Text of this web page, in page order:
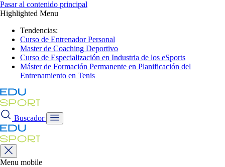
Pasar al contenido principal
Highlighted Menu
Tendencias:
Curso de Entrenador Personal
Master de Coaching Deportivo
Curso de Especialización en Industria de los eSports
Máster de Formación Permanente en Planificación del
Entrenamiento en Tenis
Buscador
Menu mobile